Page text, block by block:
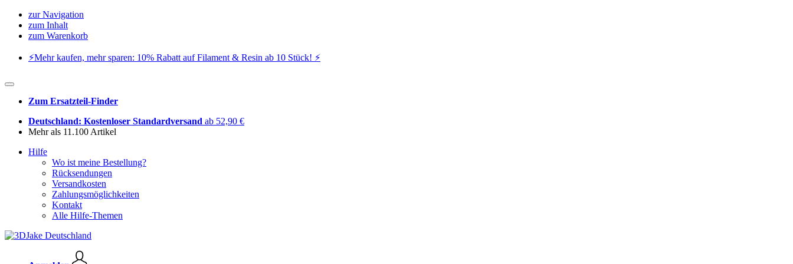
zur Navigation
zum Inhalt
zum Warenkorb
⚡️Mehr kaufen, mehr sparen: 10% Rabatt auf Filament & Resin ab 10 Stück! ⚡️
Zum Ersatzteil-Finder
Deutschland: Kostenloser Standardversand ab 52,90 €
Mehr als 11.100 Artikel
Hilfe
Wo ist meine Bestellung?
Rücksendungen
Versandkosten
Zahlungsmöglichkeiten
Kontakt
Alle Hilfe-Themen